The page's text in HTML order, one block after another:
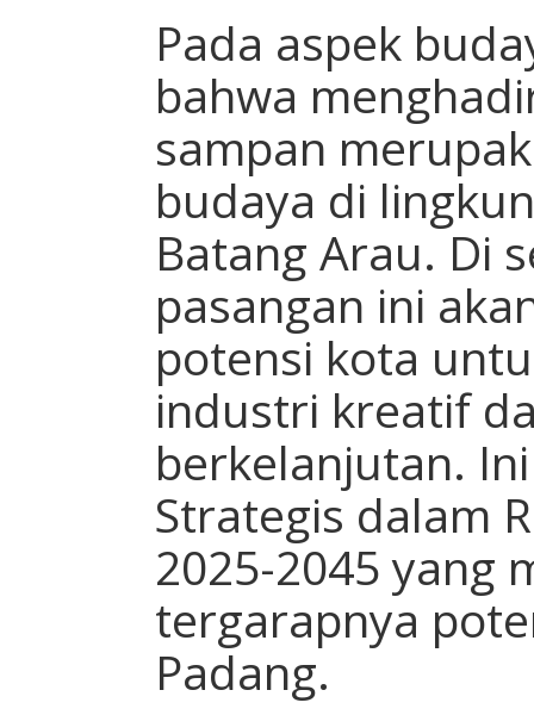
Pada aspek
bahwa
sampan
budaya di
Batang Arau. Di
pasangan ini
potensi kota
industri kreatif
berkelanjutan.
Strategis dalam
2025-2045 yang
tergarapnya
Padang.